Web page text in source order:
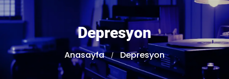
Depresyon
Anasayfa Depresyon